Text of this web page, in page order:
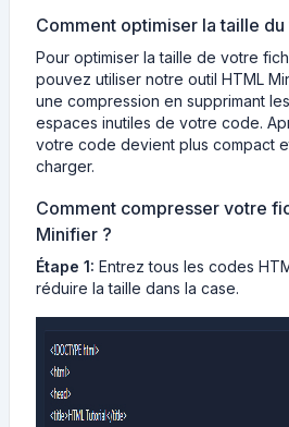
Comment optimiser la taille
Pour optimiser la taille de votre
pouvez utiliser notre outil HTML
une compression en supprimant
espaces inutiles de votre code.
votre code devient plus compact
charger.
Comment compresser votre
Minifier ?
Étape 1: Entrez tous les codes
réduire la taille dans la case.